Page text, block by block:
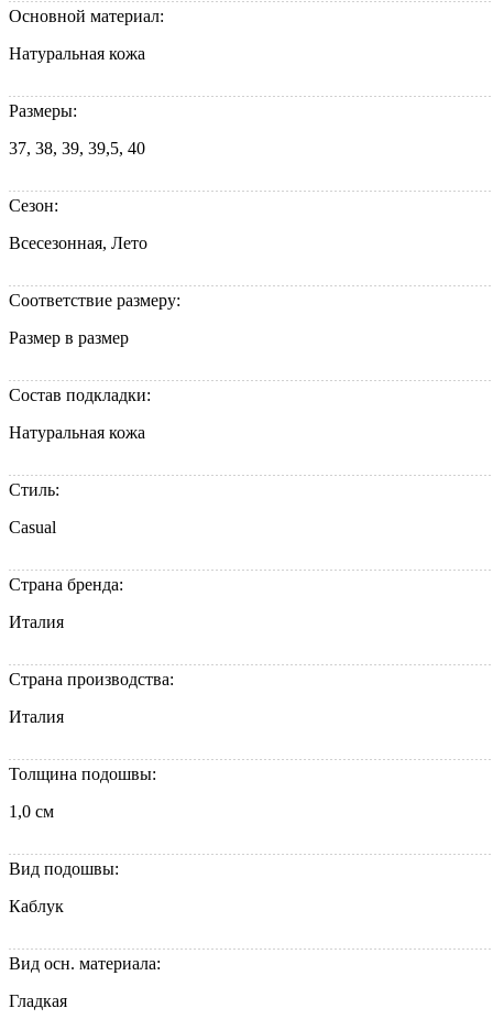
Основной материал:
Натуральная кожа
Размеры:
37, 38, 39, 39,5, 40
Сезон:
Всесезонная, Лето
Соответствие размеру:
Размер в размер
Состав подкладки:
Натуральная кожа
Стиль:
Casual
Страна бренда:
Италия
Страна производства:
Италия
Толщина подошвы:
1,0 см
Вид подошвы:
Каблук
Вид осн. материала:
Гладкая